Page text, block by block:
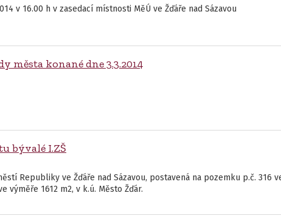
v 16.00 h v zasedací místnosti MěÚ ve Žďáře nad Sázavou
města konané dne 3.3.2014
bývalé I.ZŠ
Republiky ve Žďáře nad Sázavou, postavená na pozemku p.č. 316
výměře 1612 m2, v k.ú. Město Žďár.